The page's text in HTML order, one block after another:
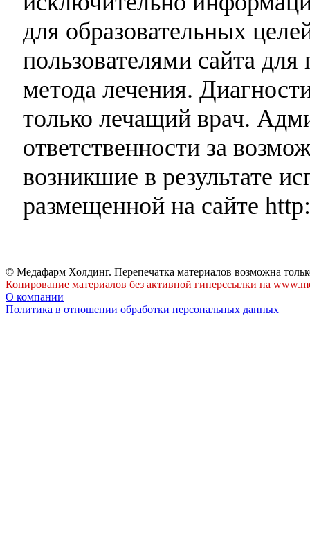
для образовательных
пользователями сайта
метода лечения.
только лечащий врач.
ответственности за
возникшие в результате
размещенной на сайте
© Медафарм Холдинг. Перепечатка материалов возможна
Копирование материалов без активной гиперссылки на
О компании
Политика в отношении обработки персональных данных